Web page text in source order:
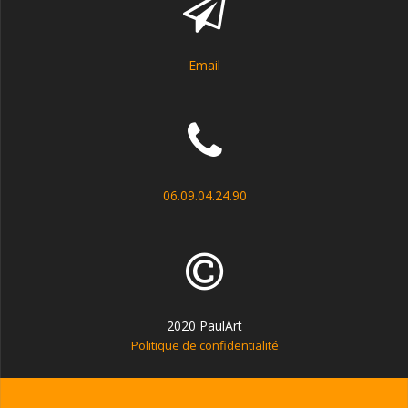
Email
06.09.04.24.90
2020 PaulArt
Politique de confidentialité